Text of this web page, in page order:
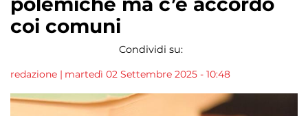
coi comuni
Condividi su:
redazione | martedì 02 Settembre 2025 - 10:48